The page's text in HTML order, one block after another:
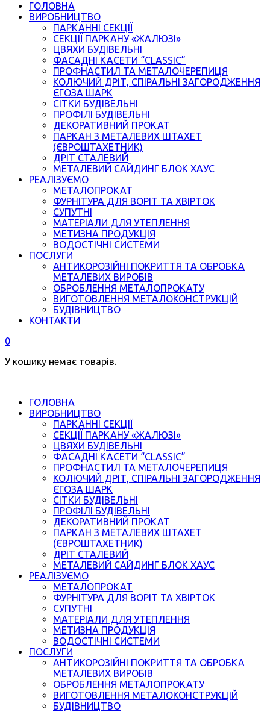
ГОЛОВНА
ВИРОБНИЦТВО
ПАРКАННІ СЕКЦІЇ
СЕКЦІЇ ПАРКАНУ «ЖАЛЮЗІ»
ЦВЯХИ БУДІВЕЛЬНІ
ФАСАДНІ КАСЕТИ “CLASSIC”
ПРОФНАСТИЛ ТА МЕТАЛОЧЕРЕПИЦЯ
КОЛЮЧИЙ ДРІТ, СПІРАЛЬНІ ЗАГОРОДЖЕННЯ
ЄГОЗА ШАРК
СІТКИ БУДІВЕЛЬНІ
ПРОФІЛІ БУДІВЕЛЬНІ
ДЕКОРАТИВНИЙ ПРОКАТ
ПАРКАН З МЕТАЛЕВИХ ШТАХЕТ
(ЄВРОШТАХЕТНИК)
ДРІТ СТАЛЕВИЙ
МЕТАЛЕВИЙ САЙДИНГ БЛОК ХАУС
РЕАЛІЗУЄМО
МЕТАЛОПРОКАТ
ФУРНІТУРА ДЛЯ ВОРІТ ТА ХВІРТОК
СУПУТНІ
МАТЕРІАЛИ ДЛЯ УТЕПЛЕННЯ
МЕТИЗНА ПРОДУКЦІЯ
ВОДОСТІЧНІ СИСТЕМИ
ПОСЛУГИ
АНТИКОРОЗІЙНІ ПОКРИТТЯ ТА ОБРОБКА
МЕТАЛЕВИХ ВИРОБІВ
ОБРОБЛЕННЯ МЕТАЛОПРОКАТУ
ВИГОТОВЛЕННЯ МЕТАЛОКОНСТРУКЦІЙ
БУДІВНИЦТВО
КОНТАКТИ
0
У кошику немає товарів.
ГОЛОВНА
ВИРОБНИЦТВО
ПАРКАННІ СЕКЦІЇ
СЕКЦІЇ ПАРКАНУ «ЖАЛЮЗІ»
ЦВЯХИ БУДІВЕЛЬНІ
ФАСАДНІ КАСЕТИ “CLASSIC”
ПРОФНАСТИЛ ТА МЕТАЛОЧЕРЕПИЦЯ
КОЛЮЧИЙ ДРІТ, СПІРАЛЬНІ ЗАГОРОДЖЕННЯ
ЄГОЗА ШАРК
СІТКИ БУДІВЕЛЬНІ
ПРОФІЛІ БУДІВЕЛЬНІ
ДЕКОРАТИВНИЙ ПРОКАТ
ПАРКАН З МЕТАЛЕВИХ ШТАХЕТ
(ЄВРОШТАХЕТНИК)
ДРІТ СТАЛЕВИЙ
МЕТАЛЕВИЙ САЙДИНГ БЛОК ХАУС
РЕАЛІЗУЄМО
МЕТАЛОПРОКАТ
ФУРНІТУРА ДЛЯ ВОРІТ ТА ХВІРТОК
СУПУТНІ
МАТЕРІАЛИ ДЛЯ УТЕПЛЕННЯ
МЕТИЗНА ПРОДУКЦІЯ
ВОДОСТІЧНІ СИСТЕМИ
ПОСЛУГИ
АНТИКОРОЗІЙНІ ПОКРИТТЯ ТА ОБРОБКА
МЕТАЛЕВИХ ВИРОБІВ
ОБРОБЛЕННЯ МЕТАЛОПРОКАТУ
ВИГОТОВЛЕННЯ МЕТАЛОКОНСТРУКЦІЙ
БУДІВНИЦТВО